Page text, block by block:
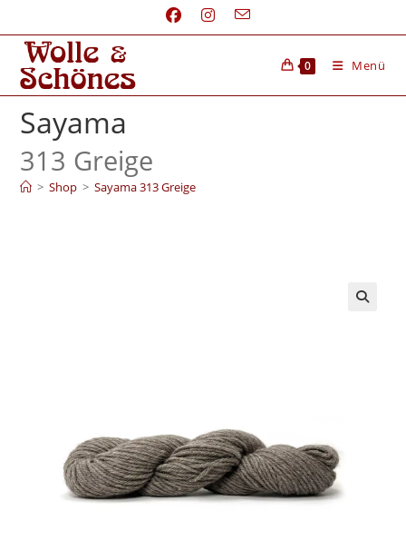
0 Menü
Sayama
313 Greige
> Shop > Sayama 313 Greige